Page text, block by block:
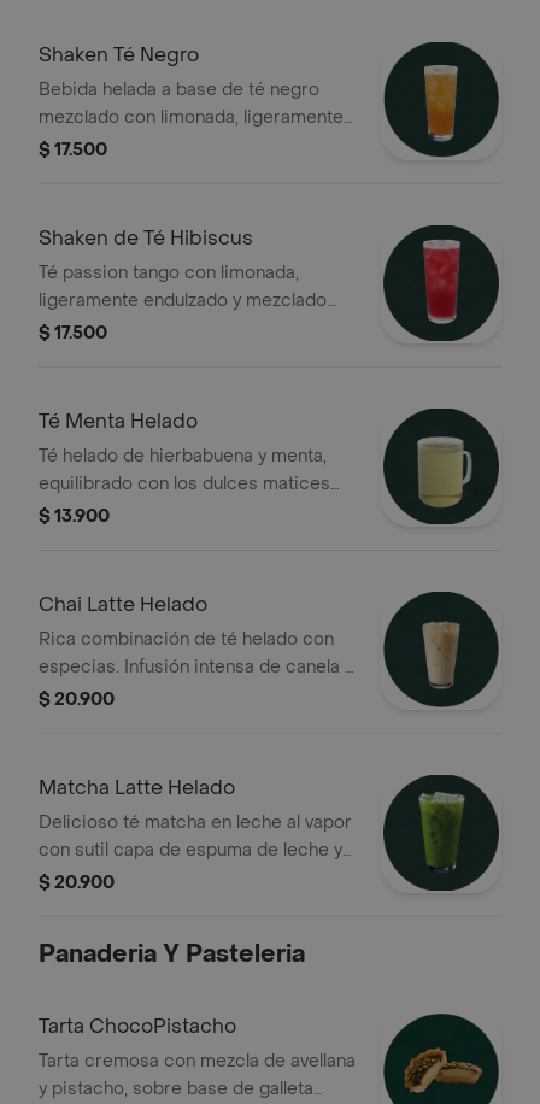
Shaken Té Negro
Bebida helada a base de té negro
mezclado con limonada, ligeramente
endulzado y mezclado con hielo
$ 17.500
Shaken de Té Hibiscus
Té passion tango con limonada,
ligeramente endulzado y mezclado
con hielo
$ 17.500
Té Menta Helado
Té helado de hierbabuena y menta,
equilibrado con los dulces matices
cítricos de verbena
$ 13.900
Chai Latte Helado
Rica combinación de té helado con
especias. Infusión intensa de canela y
jengibre, cardamomo, pimienta negra
$ 20.900
Matcha Latte Helado
Delicioso té matcha en leche al vapor
con sutil capa de espuma de leche y
toques dulces. Antioxidante
$ 20.900
Panaderia Y Pasteleria
Tarta ChocoPistacho
Tarta cremosa con mezcla de avellana
y pistacho, sobre base de galleta